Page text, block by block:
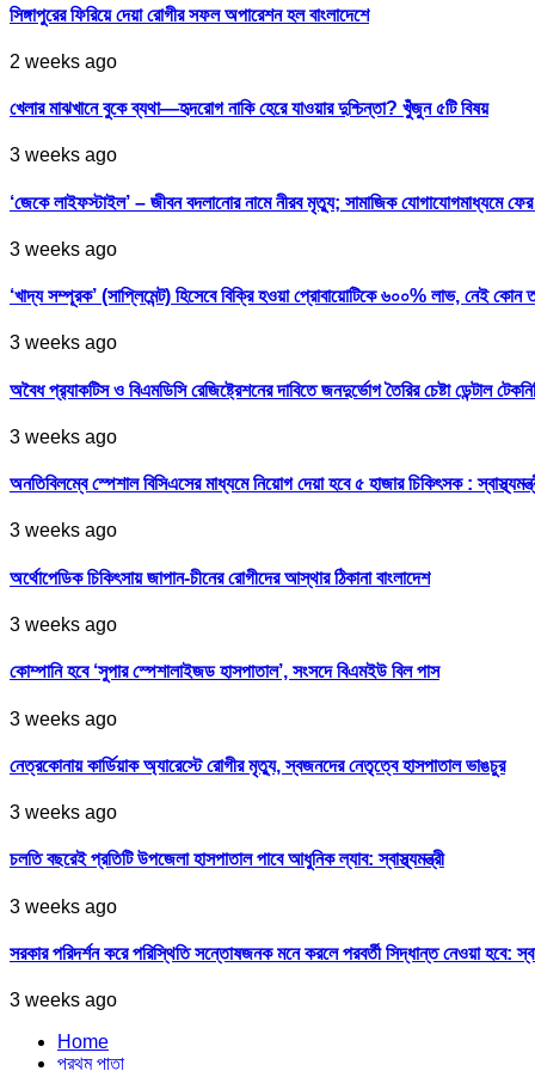
সিঙ্গাপুরের ফিরিয়ে দেয়া রোগীর সফল অপারেশন হল বাংলাদেশে
2 weeks ago
খেলার মাঝখানে বুকে ব্যথা—হৃদরোগ নাকি হেরে যাওয়ার দুশ্চিন্তা? খুঁজুন ৫টি বিষয়
3 weeks ago
‘জেকে লাইফস্টাইল’ – জীবন বদলানোর নামে নীরব মৃত্যু; সামাজিক যোগাযোগমাধ্যমে
3 weeks ago
‘খাদ্য সম্পূরক’ (সাপ্লিমেন্ট) হিসেবে বিক্রি হওয়া প্রোবায়োটিকে ৬০০% লাভ, নেই কোন
3 weeks ago
অবৈধ প্র‍্যাকটিস ও বিএমডিসি রেজিষ্ট্রেশনের দাবিতে জনদুর্ভোগ তৈরির চেষ্টা ডেন্টাল
3 weeks ago
অনতিবিলম্বে স্পেশাল বিসিএসের মাধ্যমে নিয়োগ দেয়া হবে ৫ হাজার চিকিৎসক :
3 weeks ago
অর্থোপেডিক চিকিৎসায় জাপান-চীনের রোগীদের আস্থার ঠিকানা বাংলাদেশ
3 weeks ago
কোম্পানি হবে ‘সুপার স্পেশালাইজড হাসপাতাল’, সংসদে বিএমইউ বিল পাস
3 weeks ago
নেত্রকোনায় কার্ডিয়াক অ্যারেস্টে রোগীর মৃত্যু, স্বজনদের নেতৃত্বে হাসপাতাল ভাঙচুর
3 weeks ago
চলতি বছরেই প্রতিটি উপজেলা হাসপাতাল পাবে আধুনিক ল্যাব: স্বাস্থ্যমন্ত্রী
3 weeks ago
সরকার পরিদর্শন করে পরিস্থিতি সন্তোষজনক মনে করলে পরবর্তী সিদ্ধান্ত নেওয়া হবে:
3 weeks ago
Home
প্রথম পাতা